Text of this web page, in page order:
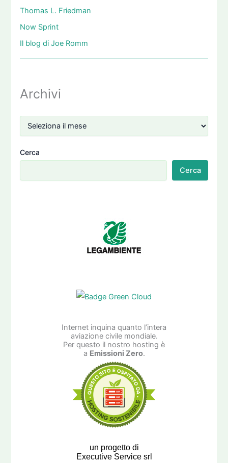
Thomas L. Friedman
Now Sprint
Il blog di Joe Romm
Archivi
Cerca
Cerca
Internet inquina quanto l’intera
aviazione civile mondiale.
Per questo il nostro hosting è
a Emissioni Zero.
un progetto di
Executive Service srl